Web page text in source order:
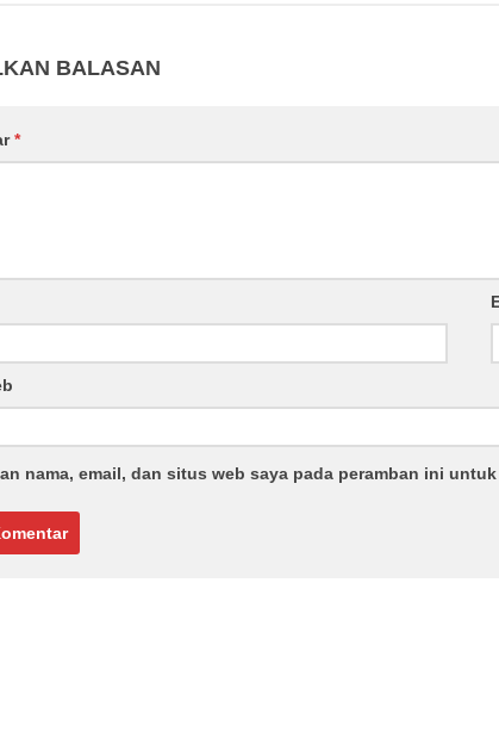
BALASAN
*
nama, email, dan situs web saya pada peramban ini